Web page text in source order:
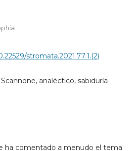
stromata.2021.77.1.(2)
analéctico, sabiduría
ha comentado a menudo el tema